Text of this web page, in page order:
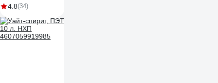
ручкой, 100 мм,
009016100
4.8(34)